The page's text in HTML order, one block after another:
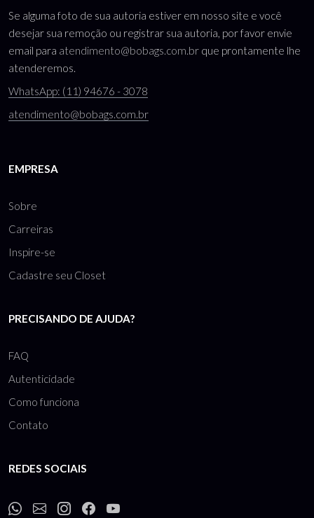
Se alguma foto de sua autoria estiver em nosso site e você
desejar sua remoção ou registrar sua autoria, por favor envie
email para atendimento@bobags.com.br que prontamente lhe
atenderemos.
WhatsApp: (11) 94676 - 3078
atendimento@bobags.com.br
EMPRESA
Sobre
Carreiras
Inspire-se
Cadastre seu Closet
PRECISANDO DE AJUDA?
FAQ
Autenticidade
Como funciona
Contato
REDES SOCIAIS